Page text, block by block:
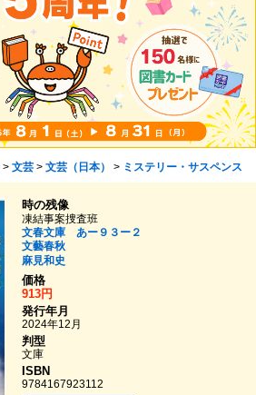
> 文芸> 文芸（日本） > ミステリー・サスペンス
時の残像
凍結事案捜査班
文春文庫 あー９３ー２
文藝春秋
麻見和史
価格
913円
発行年月
2024年12月
判型
文庫
ISBN
9784167923112